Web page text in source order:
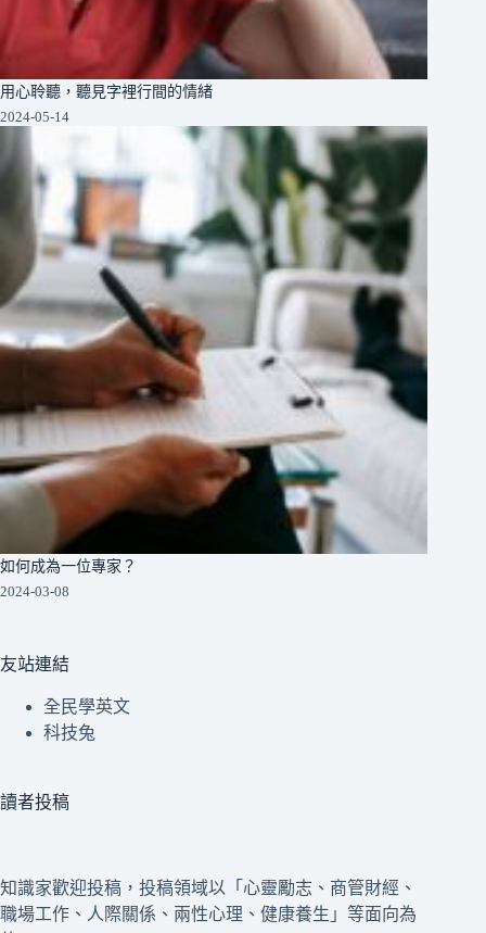
用心聆聽，聽見字裡行間的情緒
2024-05-14
如何成為一位專家？
2024-03-08
友站連結
全民學英文
科技兔
讀者投稿
知識家歡迎投稿，投稿領域以「心靈勵志、商管財經、
職場工作、人際關係、兩性心理、健康養生」等面向為